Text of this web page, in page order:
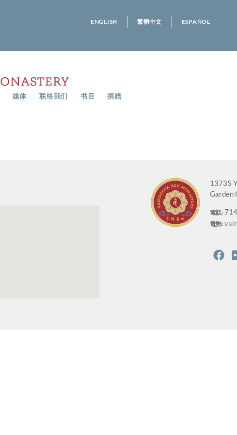
ENGLISH 繁體中文 ESPAÑOL
媒体 联络我们 书目 捐赠
13735
Garden
電話:
電郵: